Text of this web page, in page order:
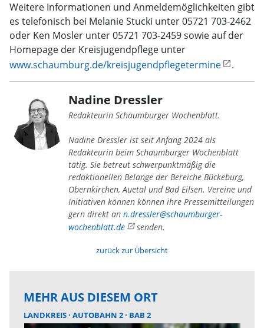
Weitere Informationen und Anmeldemöglichkeiten gibt
es telefonisch bei Melanie Stucki unter 05721 703-2462
oder Ken Mosler unter 05721 703-2459 sowie auf der
Homepage der Kreisjugendpflege unter
www.schaumburg.de/kreisjugendpflegetermine
.
Nadine Dressler
Redakteurin Schaumburger Wochenblatt.
Nadine Dressler ist seit Anfang 2024 als
Redakteurin beim Schaumburger Wochenblatt
tätig. Sie betreut schwerpunktmäßig die
redaktionellen Belange der Bereiche Bückeburg,
Obernkirchen, Auetal und Bad Eilsen. Vereine und
Initiativen können können ihre Pressemitteilungen
gern direkt an n.dressler@schaumburger-
wochenblatt.de
senden.
zurück zur Übersicht
MEHR AUS DIESEM ORT
LANDKREIS AUTOBAHN 2 BAB 2